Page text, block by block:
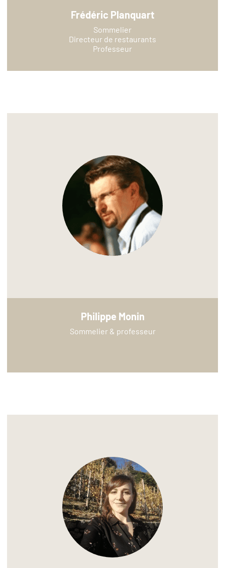
Frédéric Planquart
Sommelier
Directeur de restaurants
Professeur
Philippe Monin
Sommelier & professeur